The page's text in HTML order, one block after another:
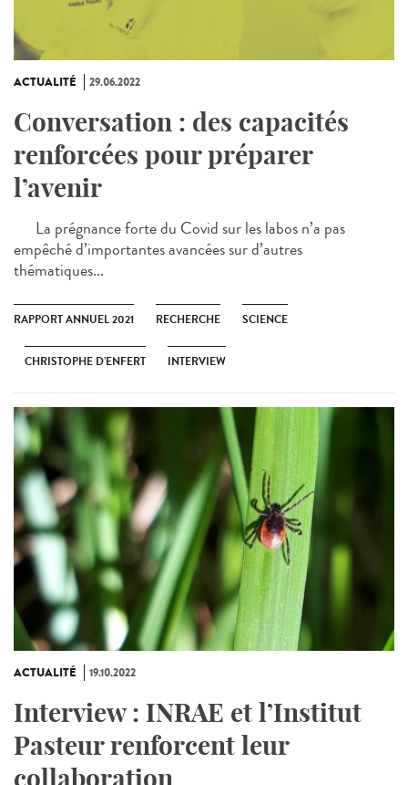
ACTUALITÉ 29.06.2022
Conversation : des capacités
renforcées pour préparer
l’avenir
La prégnance forte du Covid sur les labos n’a pas
empêché d’importantes avancées sur d’autres
thématiques...
RAPPORT ANNUEL 2021 RECHERCHE SCIENCE
CHRISTOPHE D’ENFERT INTERVIEW
ACTUALITÉ 19.10.2022
Interview : INRAE et l’Institut
Pasteur renforcent leur
collaboration